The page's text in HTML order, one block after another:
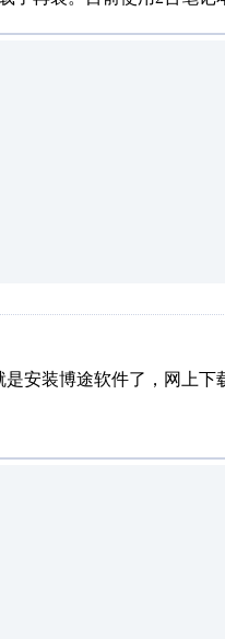
是安装博途软件了，网上